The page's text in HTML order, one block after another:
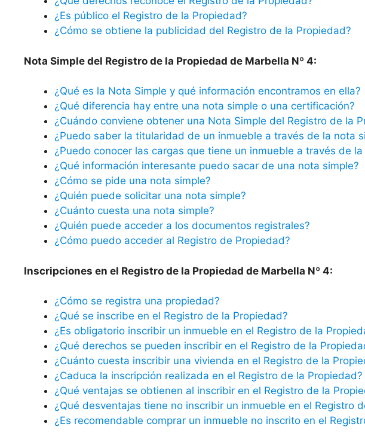
¿Es público el Registro de la Propiedad?
¿Cómo se obtiene la publicidad del Registro de la Propiedad?
Nota Simple del Registro de la Propiedad de Marbella Nº 4:
¿Qué es la Nota Simple y qué información encontramos en ella?
¿Qué diferencia hay entre una nota simple o una certificación?
¿Cuándo conviene obtener una Nota Simple del Registro de la
¿Puedo saber la titularidad de un inmueble a través de la nota
¿Puedo conocer las cargas que tiene un inmueble a través de
¿Qué información interesante puedo sacar de una nota simple?
¿Cómo se pide una nota simple?
¿Quién puede solicitar una nota simple?
¿Cuánto cuesta una nota simple?
¿Quién puede acceder a los documentos registrales?
¿Cómo puedo acceder al Registro de Propiedad?
Inscripciones en el Registro de la Propiedad de Marbella Nº 4:
¿Cómo se registra una propiedad?
¿Qué se inscribe en el Registro de la Propiedad?
¿Es obligatorio inscribir un inmueble en el Registro de la
¿Qué derechos se pueden inscribir en el Registro de la
¿Cuánto cuesta inscribir una vivienda en el Registro de la
¿Caduca la inscripción realizada en el Registro de la Propiedad?
¿Qué ventajas se obtienen al inscribir en el Registro de la
¿Qué desventajas tiene no inscribir un inmueble en el Registro
¿Es recomendable comprar un inmueble no inscrito en el